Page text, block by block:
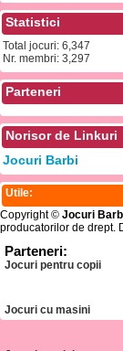
Statistici
Total jocuri: 6,347
Nr. membri: 3,297
Parteneri
Norisor de Linkuri
Jocuri Barbi
Utile:
Copyright © Jocuri
producatorilor de drept.
Parteneri:
Jocuri pentru copii
Jocuri cu masini